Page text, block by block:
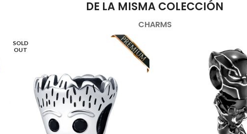
DE LA MISMA COLECCIÓN
CHARMS
SOLD
OUT